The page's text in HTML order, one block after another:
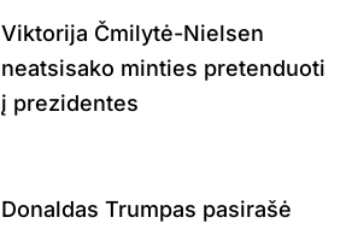
Viktorija Čmilytė-Nielsen
neatsisako minties pretenduoti
į prezidentes
Donaldas Trumpas pasirašė